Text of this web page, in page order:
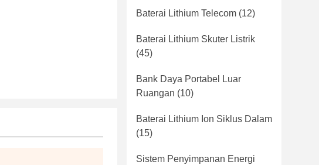
Baterai Lithium Telecom (12)
Baterai Lithium Skuter Listrik
(45)
Bank Daya Portabel Luar
Ruangan (10)
Baterai Lithium Ion Siklus Dalam
(15)
Sistem Penyimpanan Energi